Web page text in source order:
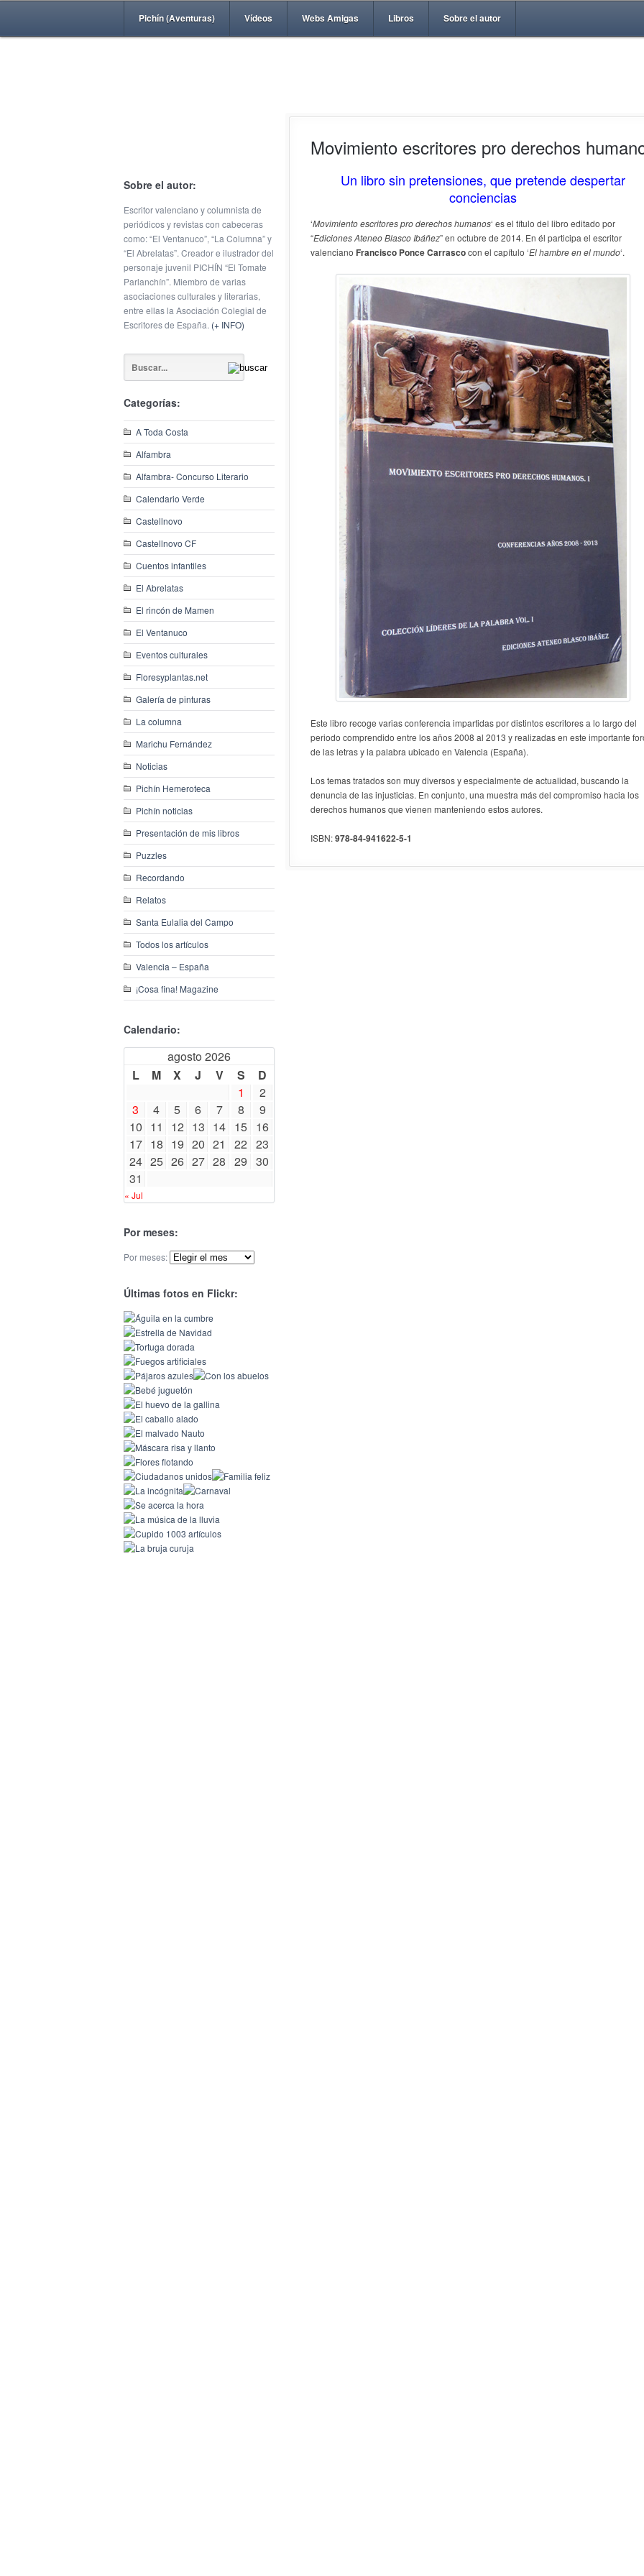
Pichín (Aventuras) Vídeos Webs Amigas Libros Sobre el autor
Sobre el autor:
Escritor valenciano y columnista de
periódicos y revistas con cabeceras
como: “El Ventanuco”, “La Columna” y
“El Abrelatas”. Creador e ilustrador del
personaje juvenil PICHÍN “El Tomate
Parlanchín”. Miembro de varias
asociaciones culturales y literarias,
entre ellas la Asociación Colegial de
Escritores de España. (+ INFO)
Categorías:
A Toda Costa
Alfambra
Alfambra- Concurso Literario
Calendario Verde
Castellnovo
Castellnovo CF
Cuentos infantiles
El Abrelatas
El rincón de Mamen
El Ventanuco
Eventos culturales
Floresyplantas.net
Galería de pinturas
La columna
Marichu Fernández
Noticias
Pichín Hemeroteca
Pichín noticias
Presentación de mis libros
Puzzles
Recordando
Relatos
Santa Eulalia del Campo
Todos los artículos
Valencia – España
¡Cosa fina! Magazine
Calendario:
agosto 2026
L
M X J V S
D
1
2
3
4 5 6 7 8
9
10 11 12 13 14 15 16
17 18 19 20 21 22 23
24 25 26 27 28 29 30
31
« Jul
Por meses:
Por meses:
Últimas fotos en Flickr:
Movimiento escritores pro derechos
Un libro sin pretensiones, que pretende despertar
conciencias
‘Movimiento escritores pro derechos humanos‘ es el título del libro editado por
“Ediciones Ateneo Blasco Ibáñez” en octubre de 2014. En él participa el escritor
valenciano Francisco Ponce Carrascocon el capítulo ‘El hambre en el mundo‘.
Este libro recoge varias conferencia impartidas por distintos escritores a lo largo del
periodo comprendido entre los años 2008 al 2013 y realizadas en este importante
de las letras y la palabra ubicado en Valencia (España).
Los temas tratados son muy diversos y especialmente de actualidad, buscando la
denuncia de las injusticias. En conjunto, una muestra más del compromiso hacia los
derechos humanos que vienen manteniendo estos autores.
ISBN:978-84-941622-5-1